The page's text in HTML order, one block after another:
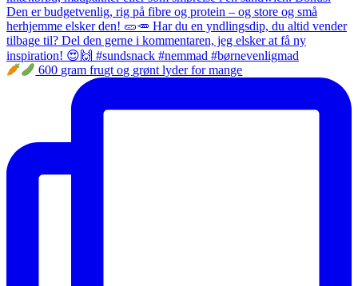
600 gram frugt og grønt lyder for mange